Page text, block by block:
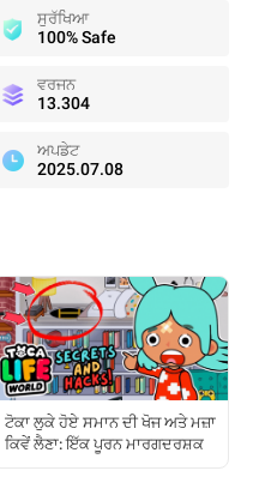
ਸੁਰੱਖਿਆ
100% Safe
ਵਰਜਨ
13.304
ਅਪਡੇਟ
2025.07.08
ਟੋਕਾ ਲੁਕੇ ਹੋਏ ਸਮਾਨ ਦੀ ਖੋਜ ਅਤੇ ਮਜ਼ਾ
ਕਿਵੇਂ ਲੈਣਾ: ਇੱਕ ਪੂਰਨ ਮਾਰਗਦਰਸ਼ਕ